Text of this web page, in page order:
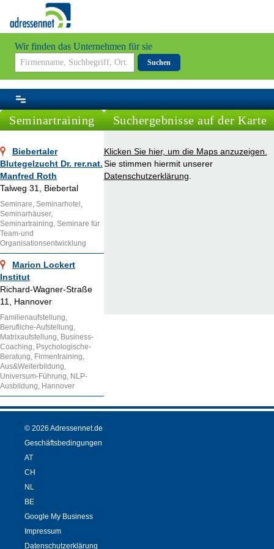
Wir finden das Unternehmen für sie
Suchen
Seminartraining
Biebertaler
Blutegelzucht Dr. rer.nat.
Manfred Roth
Talweg 31, Biebertal
Seminare, Seminarhotel,
Seminarhäuser,
Seminartraining, Seminare für
Team-und
Organisationsentwicklung
Marion Lockert
Institut
Richard-Wagner-Straße
11, Hannover
Familienaufstellung,
Berufliche-Aufstellung,
Matrixaufstellung, Business-
Coaching, Psychologische-
Beratung, Firmentraining,
Aus&Weiterbildung,
Universum-Führung, NLP-
Ausbildung, Hannover
Suchergebnisse auf der Karte
Klicken Sie hier, um die Maps anzuzeigen.
Sie stimmen hiermit unserer
Datenschutzerklärung
© 2026 Adressennet.de
Geschäftsbedingungen
AT
CH
NL
BE
Google My Business
Impressum
Datenschutzerklärung